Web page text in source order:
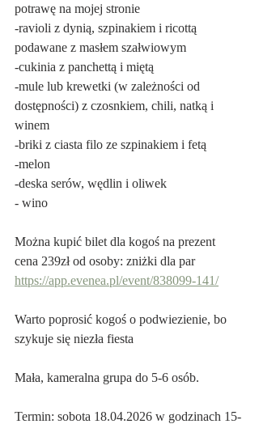
potrawę na mojej stronie
-ravioli z dynią, szpinakiem i ricottą
podawane z masłem szałwiowym
-cukinia z panchettą i miętą
-mule lub krewetki (w zależności od
dostępności) z czosnkiem, chili, natką i
winem
-briki z ciasta filo ze szpinakiem i fetą
-melon
-deska serów, wędlin i oliwek
- wino
Można kupić bilet dla kogoś na prezent
cena 239zł od osoby: zniżki dla par
https://app.evenea.pl/event/838099-141/
Warto poprosić kogoś o podwiezienie, bo
szykuje się niezła fiesta
Mała, kameralna grupa do 5-6 osób.
Termin: sobota 18.04.2026 w godzinach 15-